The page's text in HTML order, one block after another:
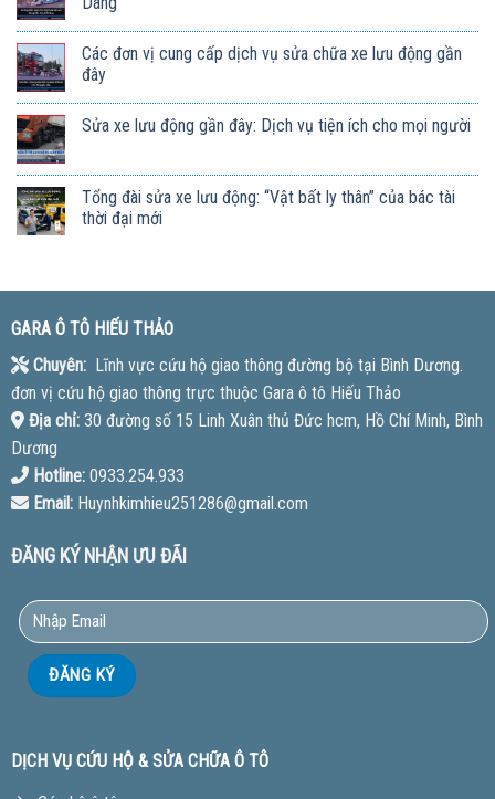
Các đơn vị cung cấp dịch vụ sửa chữa xe lưu động gần
đây
Sửa xe lưu động gần đây: Dịch vụ tiện ích cho mọi người
Tổng đài sửa xe lưu động: “Vật bất ly thân” của bác tài
thời đại mới
GARA Ô TÔ HIẾU THẢO
Chuyên:Lĩnh vực cứu hộ giao thông đường bộ tại Bình Dương.
đơn vị cứu hộ giao thông trực thuộc Gara ô tô Hiếu Thảo
Địa chỉ:30 đường số 15 Linh Xuân thủ Đức hcm, Hồ Chí Minh, Bình
Dương
Hotline:0933.254.933
Email:Huynhkimhieu251286@gmail.com
ĐĂNG KÝ NHẬN ƯU ĐÃI
DỊCH VỤ CỨU HỘ & SỬA CHỮA Ô TÔ